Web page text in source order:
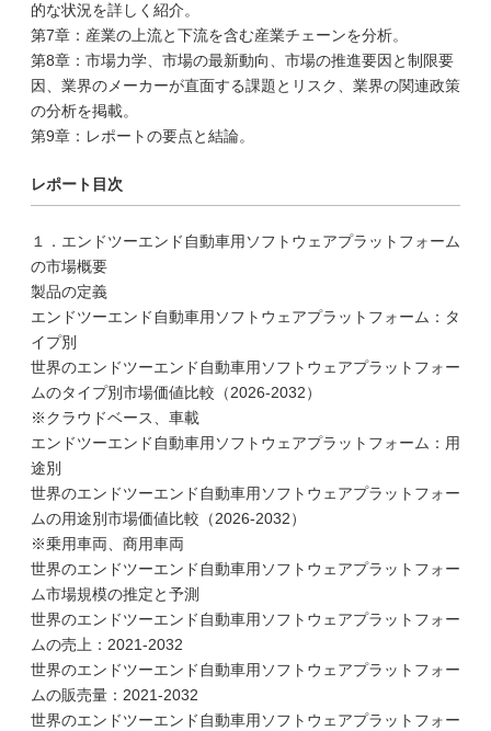
的な状況を詳しく紹介。
第7章：産業の上流と下流を含む産業チェーンを分析。
第8章：市場力学、市場の最新動向、市場の推進要因と制限要
因、業界のメーカーが直面する課題とリスク、業界の関連政策
の分析を掲載。
第9章：レポートの要点と結論。
レポート目次
１．エンドツーエンド自動車用ソフトウェアプラットフォーム
の市場概要
製品の定義
エンドツーエンド自動車用ソフトウェアプラットフォーム：タ
イプ別
世界のエンドツーエンド自動車用ソフトウェアプラットフォー
ムのタイプ別市場価値比較（2026-2032）
※クラウドベース、車載
エンドツーエンド自動車用ソフトウェアプラットフォーム：用
途別
世界のエンドツーエンド自動車用ソフトウェアプラットフォー
ムの用途別市場価値比較（2026-2032）
※乗用車両、商用車両
世界のエンドツーエンド自動車用ソフトウェアプラットフォー
ム市場規模の推定と予測
世界のエンドツーエンド自動車用ソフトウェアプラットフォー
ムの売上：2021-2032
世界のエンドツーエンド自動車用ソフトウェアプラットフォー
ムの販売量：2021-2032
世界のエンドツーエンド自動車用ソフトウェアプラットフォー